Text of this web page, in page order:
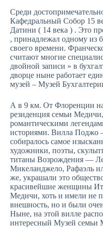
Среди
Кафедральный Собор 15
Датини ( 14 века ) . Это
, принадлежал одному из
своего времени.
считают многие
двойной записи » в
дворце ныне работает
музей – Музей
А в 9 км. От Флоренции
резиденция семьи
романтическими
историями. Вилла Поджо
собиралось самое
художники, поэты,
титаны Возрождения —
Микеланджело, Рафаэль
же, украшали это
красивейшие женщины
Медичи, хоть и имели не
внешность, но и были
Ныне, на этой вилле
интересный Музей семьи